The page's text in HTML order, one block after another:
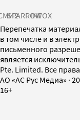
SPARROWINFOX
Перепечатка
в том числе и в
письменного
является
Pte. Limited. Все
AO «АС Рус Медиа» ·
16+